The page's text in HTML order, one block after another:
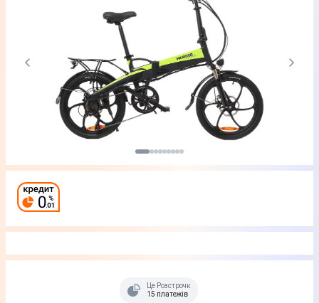
Це Розстрочка
15 платежів